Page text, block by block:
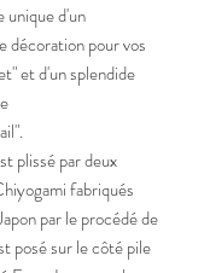
unique d'un
décoration pour vos
et d'un splendide
plissé par deux
fabriqués
par le procédé de
posé sur le côté pile